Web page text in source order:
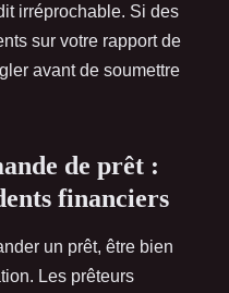
irréprochable. Si des
sur votre rapport de
avant de soumettre
de prêt :
financiers
un prêt, être bien
Les prêteurs